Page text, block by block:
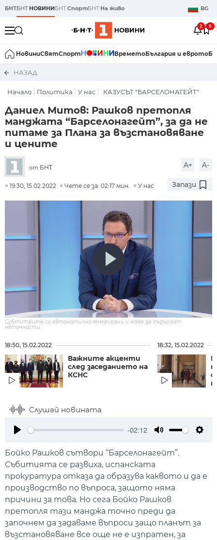
БНТБНТ НОВИНИБНТСпортБНТ На живо BG
2 0
НовиниСвятСпорт ВреметоБългария и еврото
НАЗАД
Начало Политика У нас КАЗУСЪТ "БАРСЕЛОНАГЕЙТ"
Даниел Митов: Рашков претопля
манджата “Барселонагейт”, за да не
питаме за Плана за възстановяване
и цените
от БНТ A+ A-
19:30, 15.02.2022 Чете се за: 02:17 мин. У нас Запази
Субтитрите са автоматично генерирани и може да съдържат
неточности.
18:50, 15.02.2022
Важните акценти
след заседанието на
КСНС
18:32, 15.02.2022
Слушай новината
-02:12
Бойко Рашков сътвори “Барселонагейт”.
Събитията се развиха, испанската
прокуратура отказа да образува каквото и да е
производство по въпроса, защото няма
причини за това. Но сега Бойко Рашков
претопля тази манджа точно преди да
започнем да задаваме въпроси защо планът за
възстановяване все още не е изпратен, за